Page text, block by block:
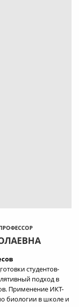
студентов-
подход в
Применение ИКТ-
биологии в школе и